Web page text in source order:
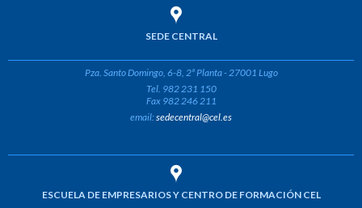
SEDE CENTRAL
Pza. Santo Domingo, 6-8, 2ª Planta - 27001 Lugo
Tel. 982 231 150
Fax 982 246 211
email:sedecentral@cel.es
ESCUELA DE EMPRESARIOS Y CENTRO DE FORMACIÓN CEL